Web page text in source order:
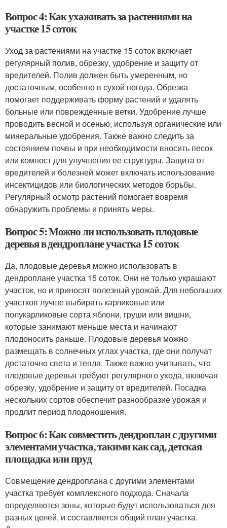
Вопрос 4: Как ухаживать за растениями на
участке 15 соток
Уход за растениями на участке 15 соток включает
регулярный полив, обрезку, удобрение и защиту от
вредителей. Полив должен быть умеренным, но
достаточным, особенно в сухой погода. Обрезка
помогает поддерживать форму растений и удалять
больные или поврежденные ветки. Удобрение лучше
проводить весной и осенью, используя органические или
минеральные удобрения. Также важно следить за
состоянием почвы и при необходимости вносить песок
или компост для улучшения ее структуры. Защита от
вредителей и болезней может включать использование
инсектицидов или биологических методов борьбы.
Регулярный осмотр растений помогает вовремя
обнаружить проблемы и принять меры.
Вопрос 5: Можно ли использовать плодовые
деревья в дендроплане участка 15 соток
Да, плодовые деревья можно использовать в
дендроплане участка 15 соток. Они не только украшают
участок, но и приносят полезный урожай. Для небольших
участков лучше выбирать карликовые или
полукарликовые сорта яблони, груши или вишни,
которые занимают меньше места и начинают
плодоносить раньше. Плодовые деревья можно
размещать в солнечных углах участка, где они получат
достаточно света и тепла. Также важно учитывать, что
плодовые деревья требуют регулярного ухода, включая
обрезку, удобрение и защиту от вредителей. Посадка
нескольких сортов обеспечит разнообразие урожая и
продлит период плодоношения.
Вопрос 6: Как совместить дендроплан с другими
элементами участка, такими как сад, детская
площадка или пруд
Совмещение дендроплана с другими элементами
участка требует комплексного подхода. Сначала
определяются зоны, которые будут использоваться для
разных целей, и составляется общий план участка.